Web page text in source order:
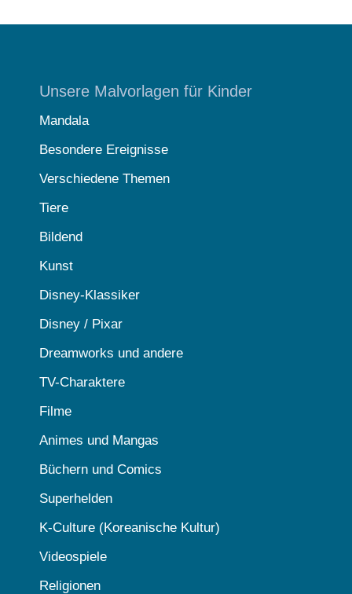
Unsere Malvorlagen für Kinder
Mandala
Besondere Ereignisse
Verschiedene Themen
Tiere
Bildend
Kunst
Disney-Klassiker
Disney / Pixar
Dreamworks und andere
TV-Charaktere
Filme
Animes und Mangas
Büchern und Comics
Superhelden
K-Culture (Koreanische Kultur)
Videospiele
Religionen